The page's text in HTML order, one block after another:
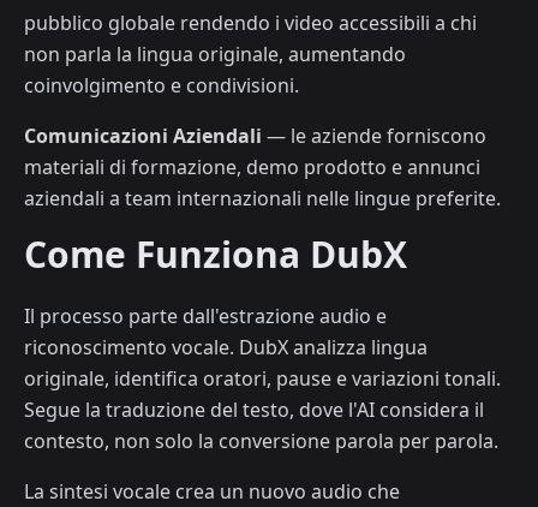
pubblico globale rendendo i video accessibili a chi
non parla la lingua originale, aumentando
coinvolgimento e condivisioni.
Comunicazioni Aziendali — le aziende forniscono
materiali di formazione, demo prodotto e annunci
aziendali a team internazionali nelle lingue preferite.
Come Funziona DubX
Il processo parte dall'estrazione audio e
riconoscimento vocale. DubX analizza lingua
originale, identifica oratori, pause e variazioni tonali.
Segue la traduzione del testo, dove l'AI considera il
contesto, non solo la conversione parola per parola.
La sintesi vocale crea un nuovo audio che